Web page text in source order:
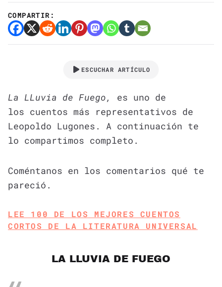
COMPARTIR:
ESCUCHAR ARTÍCULO
La LLuvia de Fuego,
es uno de
los cuentos más representativos de
Leopoldo Lugones. A continuación te
lo compartimos completo.
Coméntanos en los comentarios qué te
pareció.
LEE 100 DE LOS MEJORES CUENTOS
CORTOS DE LA LITERATURA UNIVERSAL
LA LLUVIA DE FUEGO